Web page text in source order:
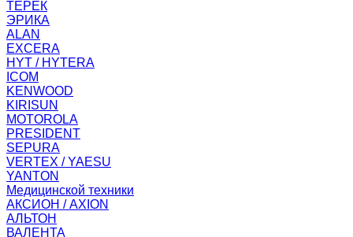
ТЕРЕК
ЭРИКА
ALAN
EXCERA
HYT / HYTERA
ICOM
KENWOOD
KIRISUN
MOTOROLA
PRESIDENT
SEPURA
VERTEX / YAESU
YANTON
Медицинской техники
АКСИОН / AXION
АЛЬТОН
ВАЛЕНТА